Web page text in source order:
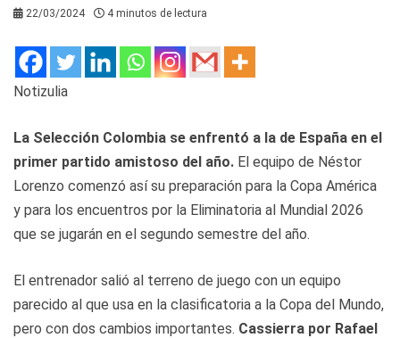
22/03/2024 4 minutos de lectura
Notizulia
La Selección Colombia se enfrentó a la de España en el
primer partido amistoso del año. El equipo de Néstor
Lorenzo comenzó así su preparación para la Copa América
y para los encuentros por la Eliminatoria al Mundial 2026
que se jugarán en el segundo semestre del año.
El entrenador salió al terreno de juego con un equipo
parecido al que usa en la clasificatoria a la Copa del Mundo,
pero con dos cambios importantes. Cassierra por Rafael